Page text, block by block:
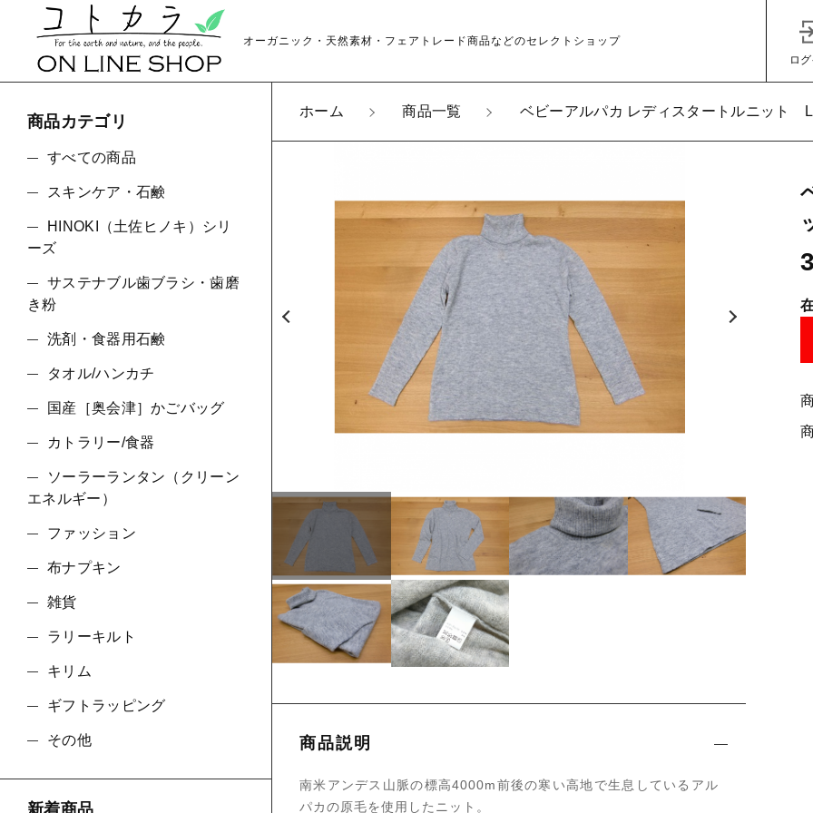
オーガニック・天然素材・フェアトレード商品などのセレクトショップ
ロ
ホーム 商品一覧 ベビーアルパカ レディスタートルニット L
商品説明
南米アンデス山脈の標高4000m前後の寒い高地で生息しているアル
パカの原毛を使用したニット。
商品カテゴリ
すべての商品
スキンケア・石鹸
HINOKI（土佐ヒノキ）シリ
ーズ
サステナブル歯ブラシ・歯磨
き粉
洗剤・食器用石鹸
タオル/ハンカチ
国産［奥会津］かごバッグ
カトラリー/食器
ソーラーランタン（クリーン
エネルギー）
ファッション
布ナプキン
雑貨
ラリーキルト
キリム
ギフトラッピング
その他
新着商品
ベビーアルパカ レディスタートルニット Lサイズ〔グレー〕
数量
ショッピングを続ける カートを確認
親カテゴリ 子カテゴリ
～
その他
並び順